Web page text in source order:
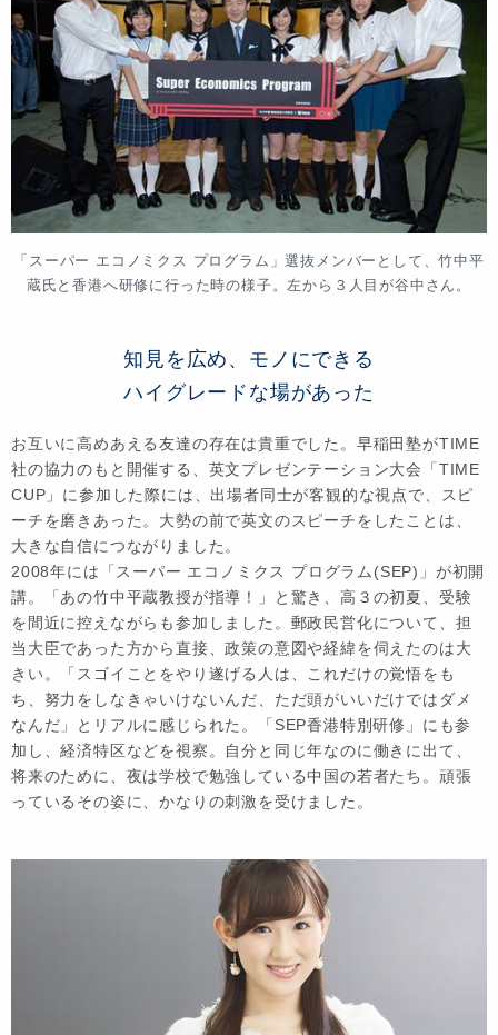
「スーパー エコノミクス プログラム」選抜メンバーとして、竹中平
蔵氏と香港へ研修に行った時の様子。左から３人目が谷中さん。
知見を広め、モノにできる
ハイグレードな場があった
お互いに高めあえる友達の存在は貴重でした。早稲田塾がTIME
社の協力のもと開催する、英文プレゼンテーション大会「TIME
CUP」に参加した際には、出場者同士が客観的な視点で、スピ
ーチを磨きあった。大勢の前で英文のスピーチをしたことは、
大きな自信につながりました。
2008年には「スーパー エコノミクス プログラム(SEP)」が初開
講。「あの竹中平蔵教授が指導！」と驚き、高３の初夏、受験
を間近に控えながらも参加しました。郵政民営化について、担
当大臣であった方から直接、政策の意図や経緯を伺えたのは大
きい。「スゴイことをやり遂げる人は、これだけの覚悟をも
ち、努力をしなきゃいけないんだ、ただ頭がいいだけではダメ
なんだ」とリアルに感じられた。「SEP香港特別研修」にも参
加し、経済特区などを視察。自分と同じ年なのに働きに出て、
将来のために、夜は学校で勉強している中国の若者たち。頑張
っているその姿に、かなりの刺激を受けました。